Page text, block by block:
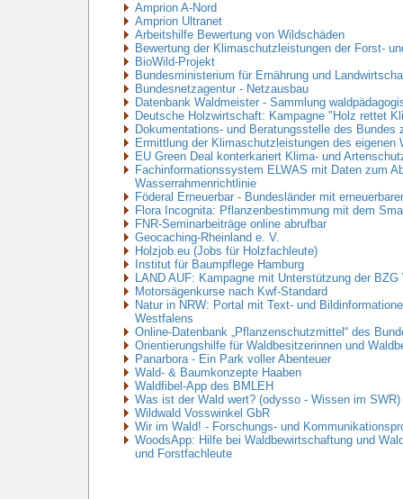
Amprion A-Nord
Amprion Ultranet
Arbeitshilfe Bewertung von Wildschäden
Bewertung der Klimaschutzleistungen der Forst-
BioWild-Projekt
Bundesministerium für Ernährung und
Bundesnetzagentur - Netzausbau
Datenbank Waldmeister - Sammlung
Deutsche Holzwirtschaft: Kampagne "Holz rettet
Dokumentations- und Beratungsstelle des Bundes
Ermittlung der Klimaschutzleistungen des eigenen
EU Green Deal konterkariert Klima- und
Fachinformationssystem ELWAS mit Daten zum
Wasserrahmenrichtlinie
Föderal Erneuerbar - Bundesländer mit
Flora Incognita: Pflanzenbestimmung mit dem
FNR-Seminarbeiträge online abrufbar
Geocaching-Rheinland e. V.
Holzjob.eu (Jobs für Holzfachleute)
Institut für Baumpflege Hamburg
LAND AUF: Kampagne mit Unterstützung der BZG
Motorsägenkurse nach Kwf-Standard
Natur in NRW: Portal mit Text- und
Westfalens
Online-Datenbank „Pflanzenschutzmittel“ des
Orientierungshilfe für Waldbesitzerinnen und
Panarbora - Ein Park voller Abenteuer
Wald- & Baumkonzepte Haaben
Waldfibel-App des BMLEH
Was ist der Wald wert? (odysso - Wissen im
Wildwald Vosswinkel GbR
Wir im Wald! - Forschungs- und
WoodsApp: Hilfe bei Waldbewirtschaftung und
und Forstfachleute